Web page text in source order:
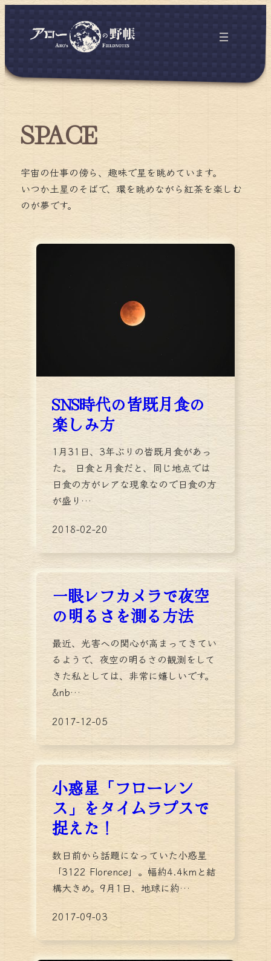
SPACE
宇宙の仕事の傍ら、趣味で星を眺めています。
いつか土星のそばで、環を眺めながら紅茶を楽しむ
のが夢です。
SNS時代の皆既月食の
楽しみ方
1月31日、3年ぶりの皆既月食があっ
た。 日食と月食だと、同じ地点では
日食の方がレアな現象なので日食の方
が盛り…
2018-02-20
一眼レフカメラで夜空
の明るさを測る方法
最近、光害への関心が高まってきてい
るようで、夜空の明るさの観測をして
きた私としては、非常に嬉しいです。
&nb…
2017-12-05
小惑星「フローレン
ス」をタイムラプスで
捉えた！
数日前から話題になっていた小惑星
「3122 Florence」。幅約4.4kmと結
構大きめ。9月1日、地球に約…
2017-09-03